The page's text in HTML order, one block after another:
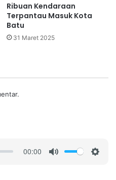
Ribuan Kendaraan
Terpantau Masuk Kota
Batu
31 Maret 2025
00:00